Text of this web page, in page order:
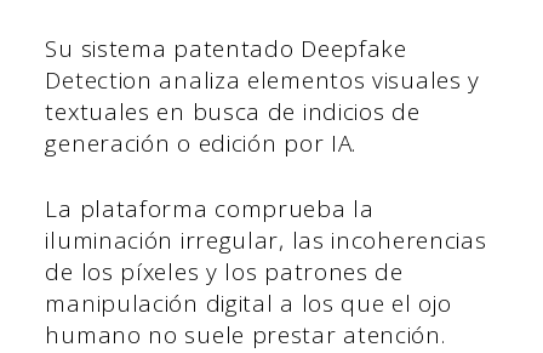
Su sistema patentado Deepfake
Detection analiza elementos visuales y
textuales en busca de indicios de
generación o edición por IA.
La plataforma comprueba la
iluminación irregular, las incoherencias
de los píxeles y los patrones de
manipulación digital a los que el ojo
humano no suele prestar atención.